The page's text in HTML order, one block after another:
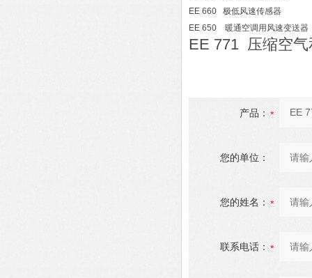
EE 660 极低风速传感器
EE 650 暖通空调用风速变送器
EE 771 压缩空
产品：
您的单位：
您的姓名：
联系电话：